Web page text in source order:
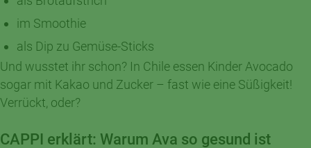
im Smoothie
als Dip zu Gemüse-Sticks
Und wusstet ihr schon? In Chile essen Kinder Avocado
sogar mit Kakao und Zucker – fast wie eine Süßigkeit!
Verrückt, oder?
CAPPI erklärt: Warum Ava so gesund ist